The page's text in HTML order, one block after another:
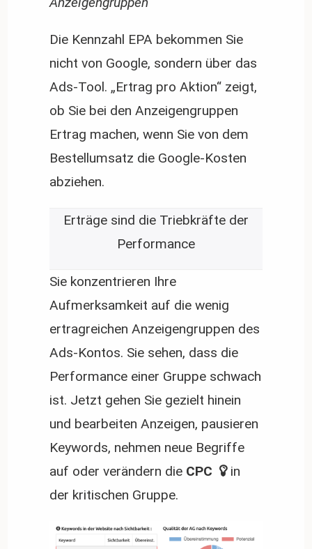
Die Kennzahl EPA bekommen Sie
nicht von Google, sondern über das
Ads-Tool. „Ertrag pro Aktion“ zeigt,
ob Sie bei den Anzeigengruppen
Ertrag machen, wenn Sie von dem
Bestellumsatz die Google-Kosten
abziehen.
Erträge sind die Triebkräfte der
Performance
Sie konzentrieren Ihre
Aufmerksamkeit auf die wenig
ertragreichen Anzeigengruppen des
Ads-Kontos. Sie sehen, dass die
Performance einer Gruppe schwach
ist. Jetzt gehen Sie gezielt hinein
und bearbeiten Anzeigen, pausieren
Keywords, nehmen neue Begriffe
auf oder verändern die CPC
in
der kritischen Gruppe.